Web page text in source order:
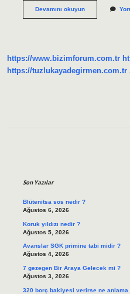
Devamını okuyunBirleşik
https://www.bizimforum.com.tr
https://tuzlukayadegirmen.com.tr
Son Yazılar
Blütenitsa sos nedir ?
Ağustos 6, 2026
Koruk yıldızı nedir ?
Ağustos 5, 2026
Avanslar SGK primine tabi midir ?
Ağustos 4, 2026
7 gezegen Bir Araya Gelecek mi ?
Ağustos 3, 2026
320 borç bakiyesi verirse ne anlama